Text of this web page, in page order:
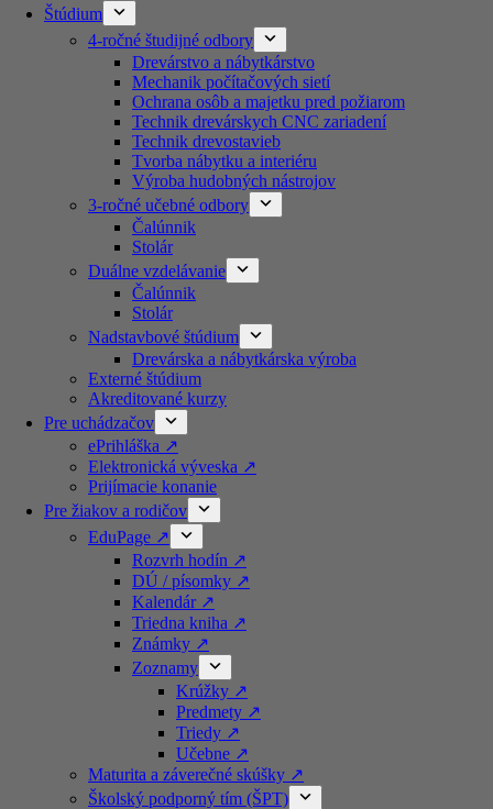
Štúdium
4-ročné študijné odbory
Drevárstvo a nábytkárstvo
Mechanik počítačových sietí
Ochrana osôb a majetku pred požiarom
Technik drevárskych CNC zariadení
Technik drevostavieb
Tvorba nábytku a interiéru
Výroba hudobných nástrojov
3-ročné učebné odbory
Čalúnnik
Stolár
Duálne vzdelávanie
Čalúnnik
Stolár
Nadstavbové štúdium
Drevárska a nábytkárska výroba
Externé štúdium
Akreditované kurzy​
Pre uchádzačov
ePrihláška ↗️
Elektronická výveska ↗️
Prijímacie konanie
Pre žiakov a rodičov
EduPage ↗️
Rozvrh hodín ↗️
DÚ / písomky ↗️
Kalendár ↗️
Triedna kniha ↗️
Známky ↗️
Zoznamy
Krúžky ↗️
Predmety ↗️
Triedy ↗️
Učebne ↗️
Maturita a záverečné skúšky ↗️
Školský podporný tím (ŠPT)